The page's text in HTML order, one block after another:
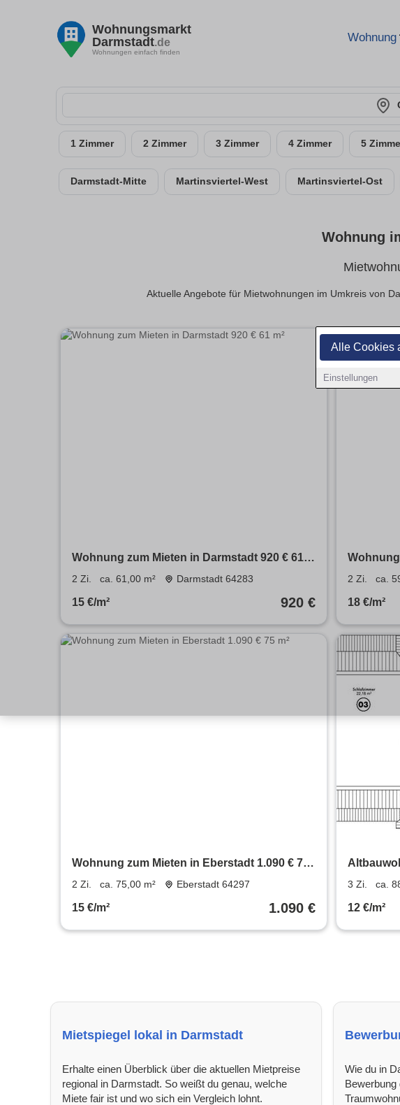
Alle Cookies
Einstellungen
Wohnungsmarkt
Darmstadt.de
Wohnungen einfach finden
Wohnung
1 Zimmer 2 Zimmer 3 Zimmer 4 Zimmer 5
Darmstadt-Mitte Martinsviertel-West Martinsviertel-Ost
Wohnung
Aktuelle Angebote für Mietwohnungen im Umkreis von
Wohnung zum Mieten in Darmstadt 920 € 61
m²
2 Zi. ca. 61,00 m² Darmstadt 64283
15 €/m² 920 €
Wohnung
m²
2 Zi. ca.
18 €/m²
Wohnung zum Mieten in Eberstadt 1.090 € 75
m²
2 Zi. ca. 75,00 m² Eberstadt 64297
15 €/m² 1.090 €
3 Zi. ca.
12 €/m²
Mietspiegel lokal in Darmstadt
Erhalte einen Überblick über die aktuellen Mietpreise
regional in Darmstadt. So weißt du genau, welche
Miete fair ist und wo sich ein Vergleich lohnt.
Wie du in
Bewerbung